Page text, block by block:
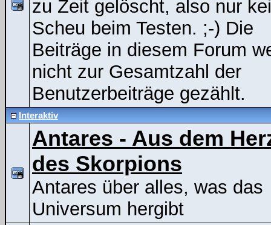
zu Zeit gelöscht, also nur
Scheu beim Testen. ;-) Die
Beiträge in diesem Forum
nicht zur Gesamtzahl der
Benutzerbeiträge gezählt.
Interaktiv
Antares - Aus dem
des Skorpions
Antares über alles, was das
Universum hergibt